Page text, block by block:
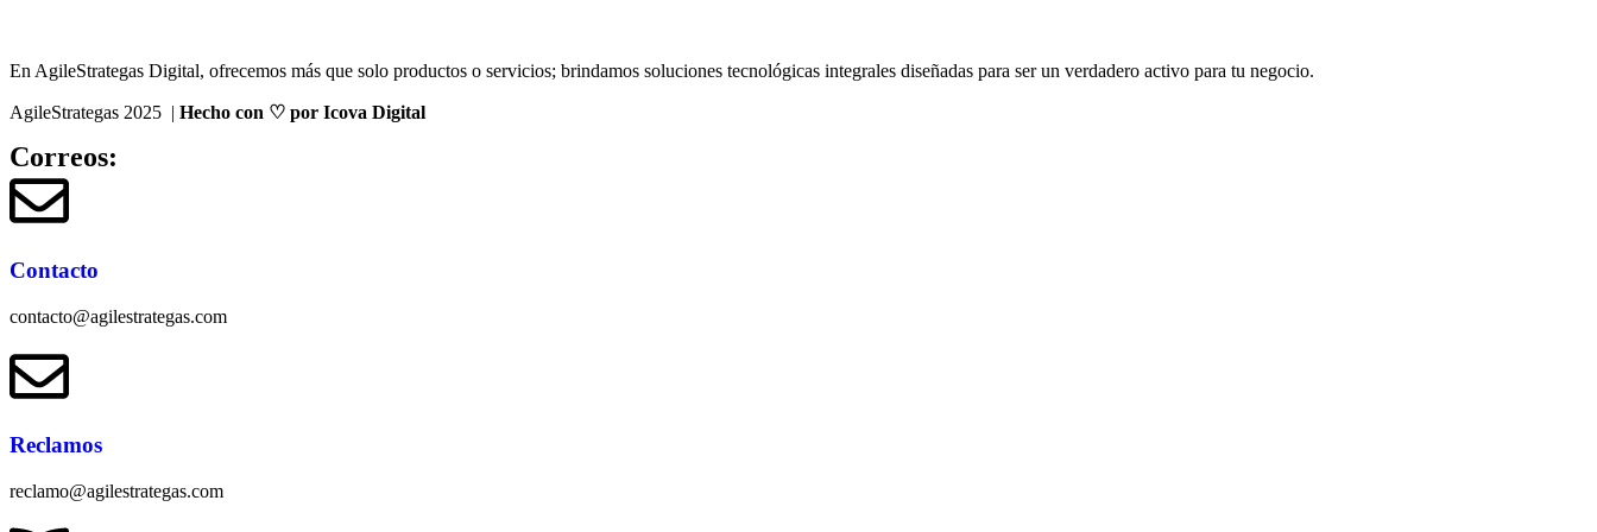
En AgileStrategas Digital, ofrecemos más que solo productos o servicios; brindamos soluciones tecnológicas integrales diseñadas para ser un verdadero activo para tu negocio.
AgileStrategas 2025 | Hecho con ♡ por Icova Digital
Correos:
Contacto
contacto@agilestrategas.com
Reclamos
reclamo@agilestrategas.com